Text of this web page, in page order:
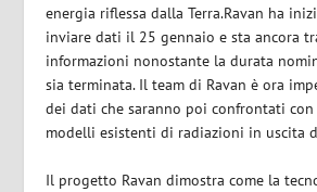
energia riflessa dalla Terra.Ravan ha
inviare dati il 25 gennaio e sta ancora
informazioni nonostante la durata
sia terminata. Il team di Ravan è ora
dei dati che saranno poi confrontati
modelli esistenti di radiazioni in uscita
Il progetto Ravan dimostra come la